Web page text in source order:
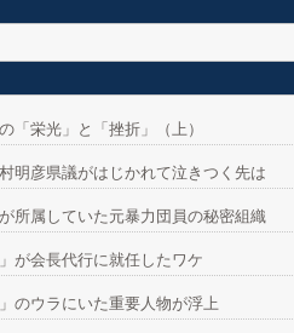
「栄光」と「挫折」（上）
明彦県議がはじかれて泣きつく先は
所属していた元暴力団員の秘密組織
が会長代行に就任したワケ
のウラにいた重要人物が浮上